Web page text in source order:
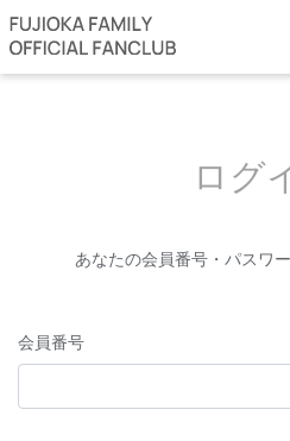
ログ
あなたの会員番号・パスワ
会員番号